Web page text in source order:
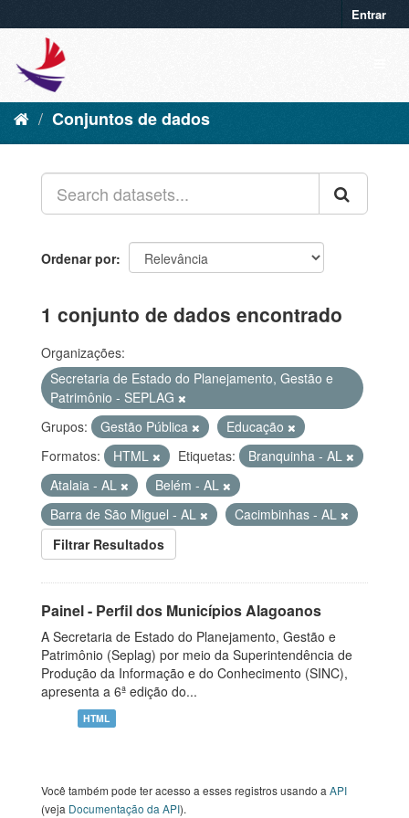
Entrar
Conjuntos de dados
Ordenar por
1 conjunto de dados encontrado
Organizações:
Secretaria de Estado do Planejamento, Gestão e
Patrimônio - SEPLAG
Grupos:
Gestão Pública
Educação
Formatos:
HTML Etiquetas:
Branquinha - AL
Atalaia - AL
Belém - AL
Barra de São Miguel - AL
Cacimbinhas - AL
Filtrar Resultados
Painel - Perfil dos Municípios Alagoanos
A Secretaria de Estado do Planejamento, Gestão e
Patrimônio (Seplag) por meio da Superintendência de
Produção da Informação e do Conhecimento (SINC),
apresenta a 6ª edição do...
HTML
Você também pode ter acesso a esses registros usando a API
(veja Documentação da API).